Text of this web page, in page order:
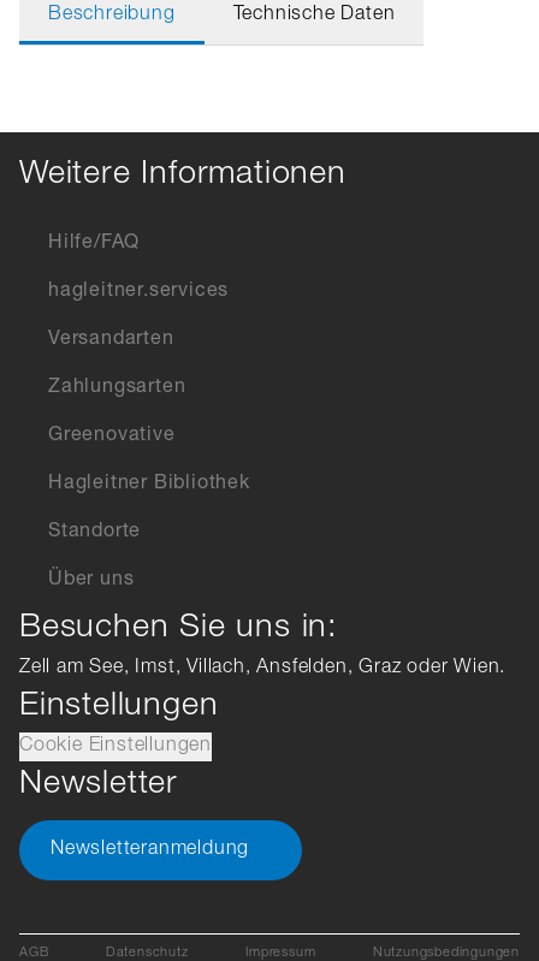
Beschreibung Technische Daten
Weitere Informationen
Hilfe/FAQ
hagleitner.services
Versandarten
Zahlungsarten
Greenovative
Hagleitner Bibliothek
Standorte
Über uns
Besuchen Sie uns in:
Zell am See, Imst, Villach, Ansfelden, Graz oder Wien.
Einstellungen
Cookie Einstellungen
Newsletter
Newsletteranmeldung
AGB Datenschutz Impressum Nutzungsbedingungen